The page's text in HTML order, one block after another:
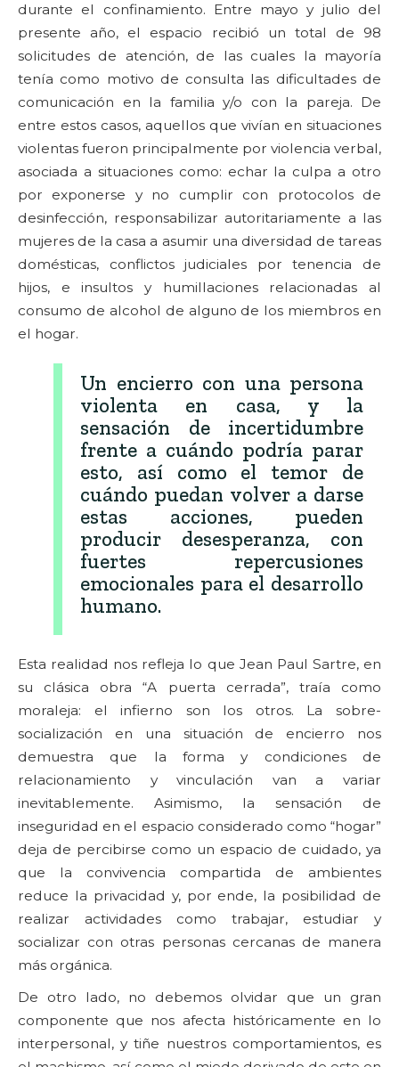
durante el confinamiento. Entre mayo y julio del
presente año, el espacio recibió un total de 98
solicitudes de atención, de las cuales la mayoría
tenía como motivo de consulta las dificultades de
comunicación en la familia y/o con la pareja. De
entre estos casos, aquellos que vivían en situaciones
violentas fueron principalmente por violencia verbal,
asociada a situaciones como: echar la culpa a otro
por exponerse y no cumplir con protocolos de
desinfección, responsabilizar autoritariamente a las
mujeres de la casa a asumir una diversidad de tareas
domésticas, conflictos judiciales por tenencia de
hijos, e insultos y humillaciones relacionadas al
consumo de alcohol de alguno de los miembros en
el hogar.
Un encierro con una persona
violenta en casa, y la
sensación de incertidumbre
frente a cuándo podría parar
esto, así como el temor de
cuándo puedan volver a darse
estas acciones, pueden
producir desesperanza, con
fuertes repercusiones
emocionales para el desarrollo
humano.
Esta realidad nos refleja lo que Jean Paul Sartre, en
su clásica obra “A puerta cerrada”, traía como
moraleja: el infierno son los otros. La sobre-
socialización en una situación de encierro nos
demuestra que la forma y condiciones de
relacionamiento y vinculación van a variar
inevitablemente. Asimismo, la sensación de
inseguridad en el espacio considerado como “hogar”
deja de percibirse como un espacio de cuidado, ya
que la convivencia compartida de ambientes
reduce la privacidad y, por ende, la posibilidad de
realizar actividades como trabajar, estudiar y
socializar con otras personas cercanas de manera
más orgánica.
De otro lado, no debemos olvidar que un gran
componente que nos afecta históricamente en lo
interpersonal, y tiñe nuestros comportamientos, es